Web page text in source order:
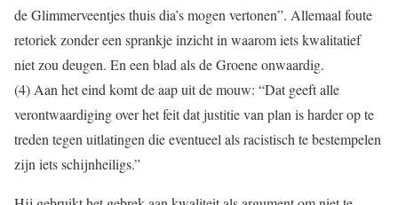
de Glimmerveentjes thuis dia’s mogen vertonen”. Allemaal foute
retoriek zonder een sprankje inzicht in waarom iets kwalitatief
niet zou deugen. En een blad als de Groene onwaardig.
(4) Aan het eind komt de aap uit de mouw: “Dat geeft alle
verontwaardiging over het feit dat justitie van plan is harder op te
treden tegen uitlatingen die eventueel als racistisch te bestempelen
zijn iets schijnheiligs.”